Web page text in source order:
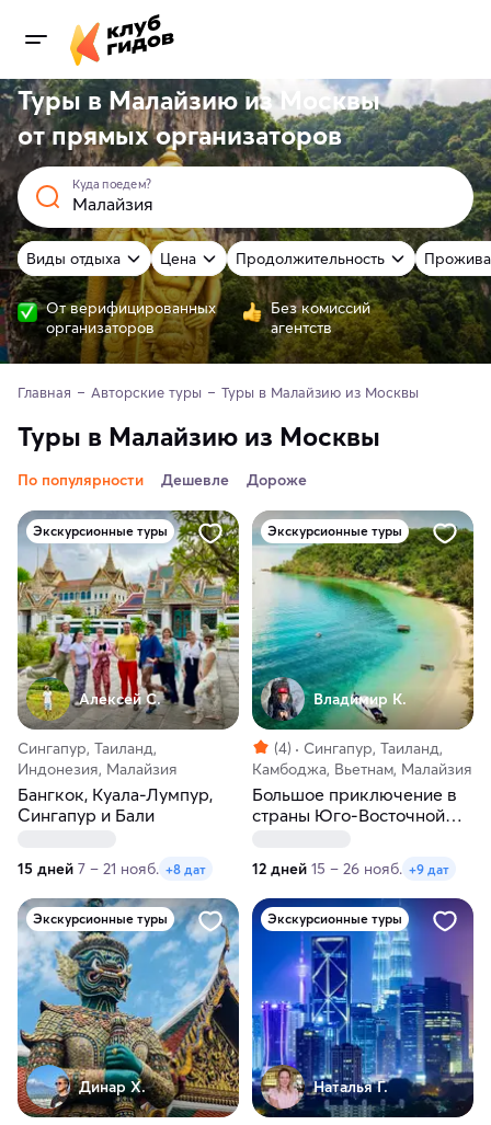
Туры в Малайзию из Москвы
отпрямыхорганизаторов
Куда поедем?
Виды отдыха Цена Продолжительность
От верифицированных
организаторов
Без комиссий
агентств
Главная Авторские туры Туры в Малайзию из Москвы
Туры в Малайзию из Москвы
По популярности Дешевле Дороже
Экскурсионные туры
Алексей С.
Сингапур, Таиланд,
Индонезия, Малайзия
Бангкок, Куала-Лумпур,
Сингапур и Бали
15 дней 7 – 21 нояб. +8 дат
Экскурсионные туры
Владимир К.
(4)
Сингапур, Таиланд,
Камбоджа, Вьетнам, Малайзия
Большое приключение в
страны Юго-Восточной
12 дней 15 – 26 нояб. +9 дат
Экскурсионные туры
Динар Х.
Экскурсионные туры
Наталья Г.